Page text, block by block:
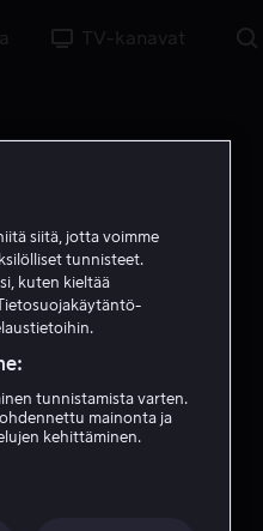
TV-kanavat
siitä, jotta voimme
tunnisteet.
kuten kieltää
tunnistamista varten.
mainonta ja
kehittäminen.